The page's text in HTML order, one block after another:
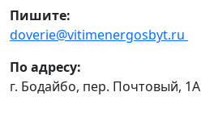
Пишите:
doverie@vitimenergosbyt.ru
По адресу:
г. Бодайбо, пер. Почтовый, 1А